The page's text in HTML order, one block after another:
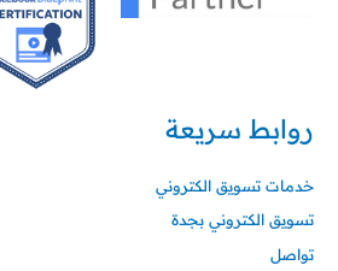
روابط سريعة
خدمات تسويق الكتروني
تسويق الكتروني بجدة
تواصل